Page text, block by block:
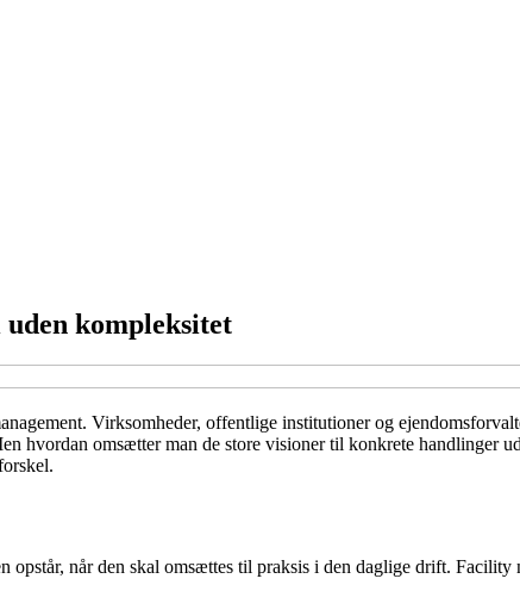
kompleksitet
Virksomheder, offentlige institutioner og
hvordan omsætter man de store visioner til konkrete handlinger
når den skal omsættes til praksis i den daglige drift.